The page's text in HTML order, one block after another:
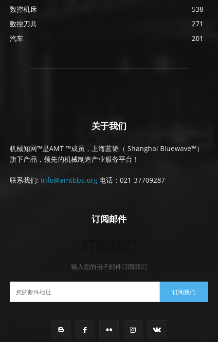
数控机床
538
数控刀具
271
汽车
201
关于我们
机械知网™是AMT ™成员，上海蓝韬（ Shanghai Bluewave™）
旗下产品，领先的机械制造产业服务平台！
联系我们: info@amtbbs.org 电话：021-37709287
订阅邮件
输入您的电子邮件订阅我们
订阅我们